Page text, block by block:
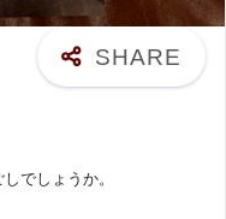
でしょうか。